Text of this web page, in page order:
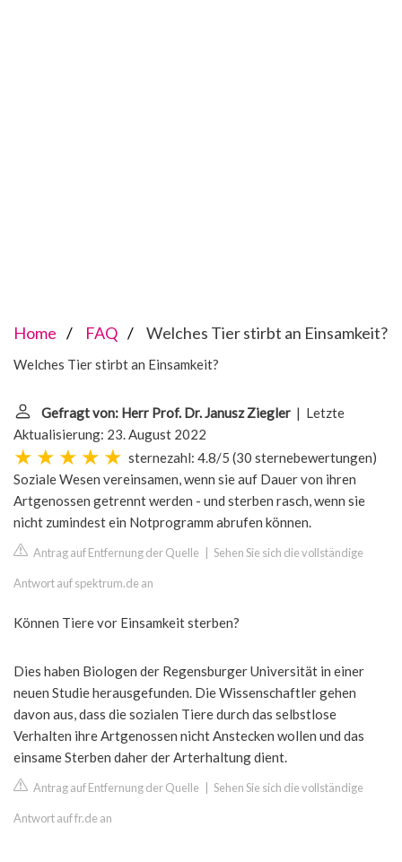
Home FAQ Welches Tier stirbt an Einsamkeit?
Welches Tier stirbt an Einsamkeit?
Gefragt von: Herr Prof. Dr. Janusz Ziegler | Letzte
Aktualisierung: 23. August 2022
sternezahl: 4.8/5 (30 sternebewertungen)
Soziale Wesen vereinsamen, wenn sie auf Dauer von ihren
Artgenossen getrennt werden - und sterben rasch, wenn sie
nicht zumindest ein Notprogramm abrufen können.
Antrag auf Entfernung der Quelle Sehen Sie sich die vollständige
Antwort auf spektrum.de an
Können Tiere vor Einsamkeit sterben?
Dies haben Biologen der Regensburger Universität in einer
neuen Studie herausgefunden. Die Wissenschaftler gehen
davon aus, dass die sozialen Tiere durch das selbstlose
Verhalten ihre Artgenossen nicht Anstecken wollen und das
einsame Sterben daher der Arterhaltung dient.
Antrag auf Entfernung der Quelle Sehen Sie sich die vollständige
Antwort auf fr.de an